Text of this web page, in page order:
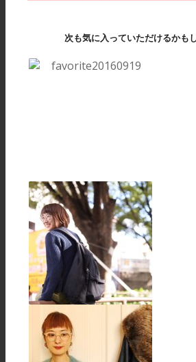
次も気に入っていただけるかも